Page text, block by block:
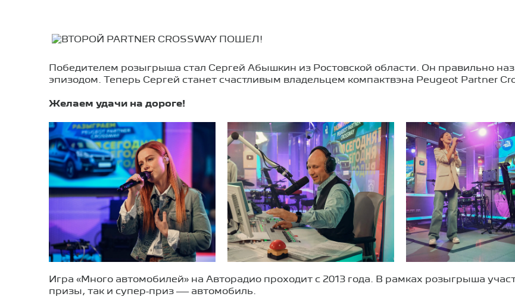
Победителем розыгрыша стал Сергей Абышкин из Ростовской области. Он правильно
эпизодом. Теперь Сергей станет счастливым владельцем компактвэна Peugeot Partner
Желаем удачи на дороге!
Игра «Много автомобилей» на Авторадио проходит с 2013 года. В рамках розыгрыша
призы, так и супер-приз — автомобиль.